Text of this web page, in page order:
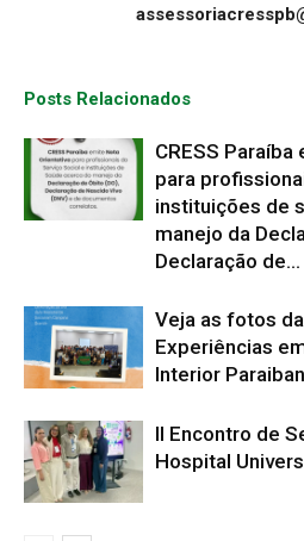
Posts Relacionados
CRESS
para
instituições de
manejo da
Declaração de...
Veja as fotos
Experiências
Interior
II Encontro de
Hospital